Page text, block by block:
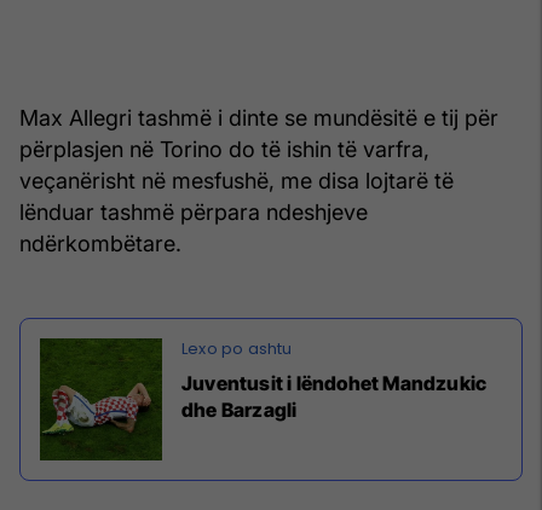
Max Allegri tashmë i dinte se mundësitë e tij për
përplasjen në Torino do të ishin të varfra,
veçanërisht në mesfushë, me disa lojtarë të
lënduar tashmë përpara ndeshjeve
ndërkombëtare.
Juventusit i lëndohet Mandzukic
dhe Barzagli